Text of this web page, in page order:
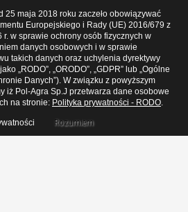
JAR-MET
Kosiarko – rozdrabniacze JAR-
25 maja 2018 roku zaczeło obowiązywać
Europejskiego i Rady (UE) 2016/679 z
w sprawie ochrony osób fizycznych w
danych osobowych i w sprawie
takich danych oraz uchylenia dyrektywy
„RODO”, „ORODO”, „GDPR” lub „Ogólne
Danych”). W związku z powyższym
iż Pol-Agra Sp.J przetwarza dane osobowe
na stronie: Polityka prywatności - RODO.
Rozumiem